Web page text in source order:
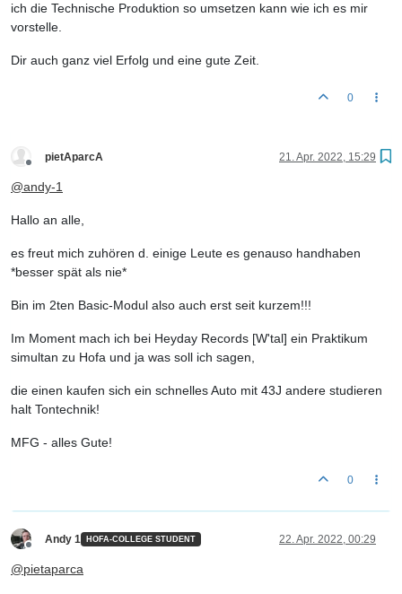
ich die Technische Produktion so umsetzen kann wie ich es mir
vorstelle.
Dir auch ganz viel Erfolg und eine gute Zeit.
0
pietAparcA 21. Apr. 2022, 15:29
@andy-1
Hallo an alle,
es freut mich zuhören d. einige Leute es genauso handhaben
*besser spät als nie*
Bin im 2ten Basic-Modul also auch erst seit kurzem!!!
Im Moment mach ich bei Heyday Records [W'tal] ein Praktikum
simultan zu Hofa und ja was soll ich sagen,
die einen kaufen sich ein schnelles Auto mit 43J andere studieren
halt Tontechnik!
MFG - alles Gute!
0
Andy 1 HOFA-COLLEGE STUDENT 22. Apr. 2022, 00:29
@pietaparca